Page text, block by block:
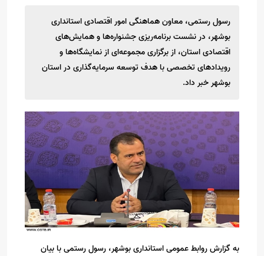
رسول رستمی، معاون هماهنگی امور اقتصادی استانداری
بوشهر، در نشست برنامه‌ریزی جشنواره‌ها و همایش‌های
اقتصادی استان، از برگزاری مجموعه‌ای از نمایشگاه‌ها و
رویدادهای تخصصی با هدف توسعه سرمایه‌گذاری در استان
بوشهر خبر داد.
به گزارش روابط عمومی استانداری بوشهر، رسول رستمی با بیان